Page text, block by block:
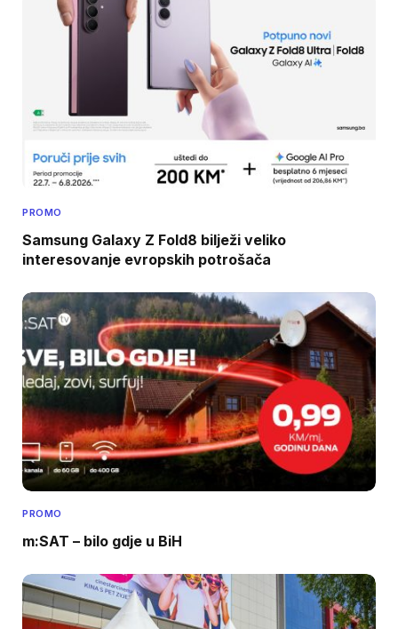
PROMO
Samsung Galaxy Z Fold8 bilježi veliko
interesovanje evropskih potrošača
PROMO
m:SAT – bilo gdje u BiH